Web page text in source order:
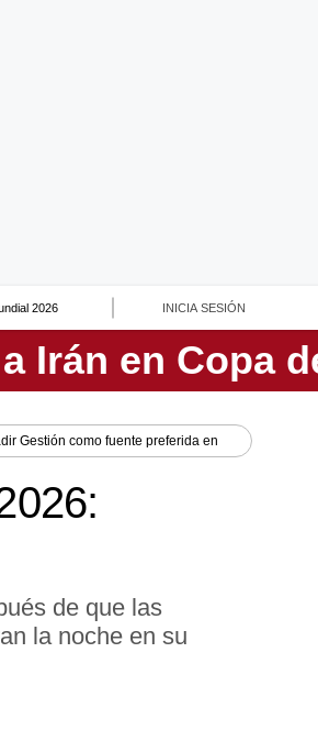
2026 INICIA SESIÓN
Gestión como fuente preferida en
de que las
la noche en su